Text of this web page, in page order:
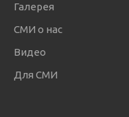
Галерея
СМИ о нас
Видео
Для СМИ